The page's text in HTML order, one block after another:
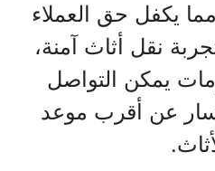
يكفل حق العملاء
نقل أثاث آمنة،
يمكن التواصل
عن أقرب موعد